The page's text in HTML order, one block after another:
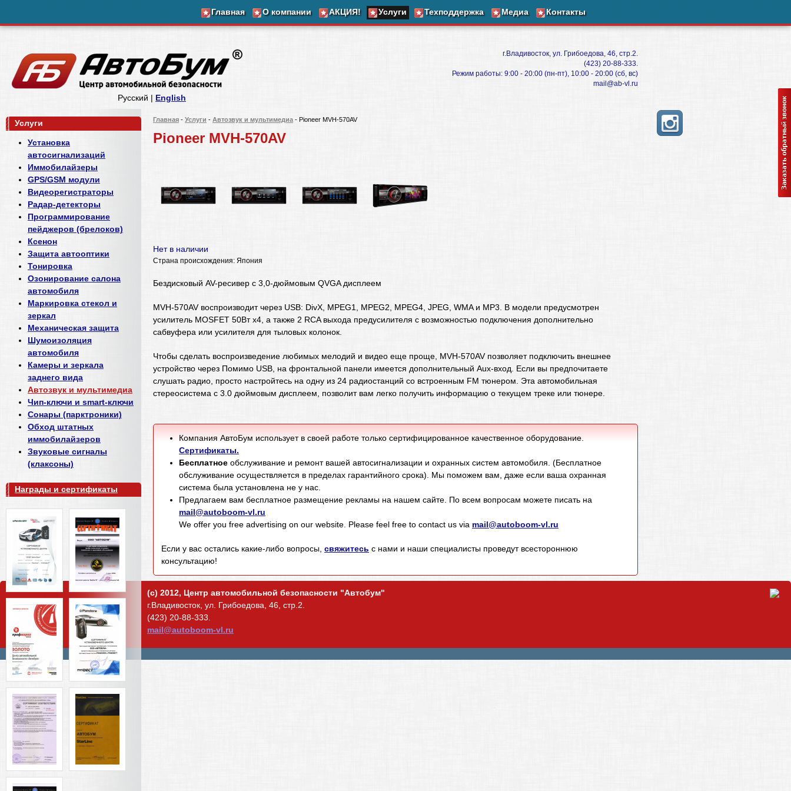
Главная О компании АКЦИЯ! Услуги Техподдержка Медиа Контакты
г.Владивосток, ул. Грибоедова, 46, стр.2.
(423) 20-88-333.
Режим работы: 9:00 - 20:00 (пн-пт), 10:00 - 20:00 (сб, вс)
mail@ab-vl.ru
Русский | English
Главная - Услуги - Автозвук и мультимедиа - Pioneer MVH-570AV
Pioneer MVH-570AV
Нет в наличии
Страна происхождения: Япония
Бездисковый AV-ресивер с 3,0-дюймовым QVGA дисплеем
MVH-570AV воспроизводит через USB: DivX, MPEG1, MPEG2, MPEG4, JPEG, WMA и MP3. В модели предусмотрен
усилитель MOSFET 50Вт х4, а также 2 RCA выхода предусилителя с возможностью подключения дополнительно
сабвуфера или усилителя для тыловых колонок.
Чтобы сделать воспроизведение любимых мелодий и видео еще проще, MVH-570AV позволяет подключить внешнее
устройство через Помимо USB, на фронтальной панели имеется дополнительный Aux-вход. Если вы предпочитаете
слушать радио, просто настройтесь на одну из 24 радиостанций со встроенным FM тюнером. Эта автомобильная
стереосистема с 3.0 дюймовым дисплеем, позволит вам легко получить информацию о текущем треке или тюнере.
Компания АвтоБум использует в своей работе только сертифицированное качественное оборудование.
Сертификаты.
Бесплатное обслуживание и ремонт вашей автосигнализации и охранных систем автомобиля. (Бесплатное
обслуживание осуществляется в пределах гарантийного срока). Мы поможем вам, даже если ваша охранная
система была установлена не у нас.
Предлагаем вам бесплатное размещение рекламы на нашем сайте. По всем вопросам можете писать на
mail@autoboom-vl.ru
We offer you free advertising on our website. Please feel free to contact us via mail@autoboom-vl.ru
Если у вас остались какие-либо вопросы, свяжитесь с нами и наши специалисты проведут всестороннюю
консультацию!
Услуги
Установка
автосигнализаций
Иммобилайзеры
GPS/GSM модули
Видеорегистраторы
Радар-детекторы
Программирование
пейджеров (брелоков)
Ксенон
Защита автооптики
Тонировка
Озонирование салона
автомобиля
Маркировка стекол и
зеркал
Механическая защита
Шумоизоляция
автомобиля
Камеры и зеркала
заднего вида
Автозвук и мультимедиа
Чип-ключи и smart-ключи
Сонары (парктроники)
Обход штатных
иммобилайзеров
Звуковые сигналы
(клаксоны)
Награды и сертификаты
(c) 2012, Центр автомобильной безопасности "Автобум"
г.Владивосток, ул. Грибоедова, 46, стр.2.
(423) 20-88-333.
mail@autoboom-vl.ru